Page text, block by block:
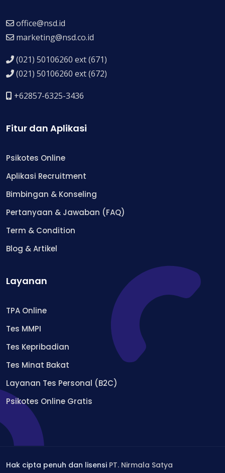
office@nsd.id
marketing@nsd.co.id
(021) 50106260 ext (671)
(021) 50106260 ext (672)
+62857-6325-3436
Fitur dan Aplikasi
Psikotes Online
Aplikasi Recruitment
Bimbingan & Konseling
Pertanyaan & Jawaban (FAQ)
Term & Condition
Blog & Artikel
Layanan
TPA Online
Tes MMPI
Tes Kepribadian
Tes Minat Bakat
Layanan Tes Personal (B2C)
Psikotes Online Gratis
Hak cipta penuh dan lisensi PT. Nirmala Satya